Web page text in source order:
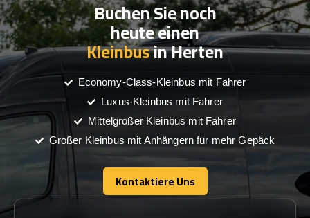
Buchen Sie noch
heute einen
Kleinbusin Herten
Economy-Class-Kleinbus mit Fahrer
Luxus-Kleinbus mit Fahrer
Mittelgroßer Kleinbus mit Fahrer
Großer Kleinbus mit Anhängern für mehr Gepäck
Kontaktiere Uns
Kontaktiere Uns